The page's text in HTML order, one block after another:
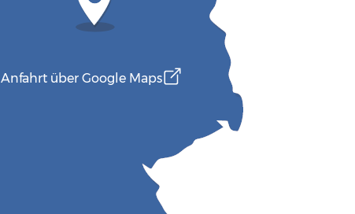
Anfahrt über Google Maps